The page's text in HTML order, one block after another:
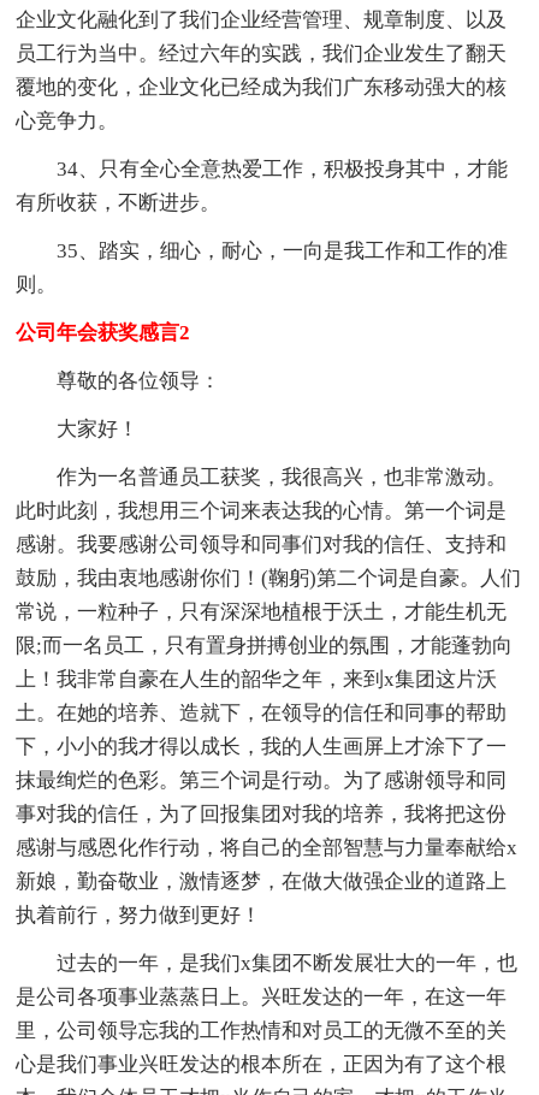
企业文化融化到了我们企业经营管理、规章制度、以及
员工行为当中。经过六年的实践，我们企业发生了翻天
覆地的变化，企业文化已经成为我们广东移动强大的核
心竞争力。
34、只有全心全意热爱工作，积极投身其中，才能
有所收获，不断进步。
35、踏实，细心，耐心，一向是我工作和工作的准
则。
公司年会获奖感言2
尊敬的各位领导：
大家好！
作为一名普通员工获奖，我很高兴，也非常激动。
此时此刻，我想用三个词来表达我的心情。第一个词是
感谢。我要感谢公司领导和同事们对我的信任、支持和
鼓励，我由衷地感谢你们！(鞠躬)第二个词是自豪。人们
常说，一粒种子，只有深深地植根于沃土，才能生机无
限;而一名员工，只有置身拼搏创业的氛围，才能蓬勃向
上！我非常自豪在人生的韶华之年，来到x集团这片沃
土。在她的培养、造就下，在领导的信任和同事的帮助
下，小小的我才得以成长，我的人生画屏上才涂下了一
抹最绚烂的色彩。第三个词是行动。为了感谢领导和同
事对我的信任，为了回报集团对我的培养，我将把这份
感谢与感恩化作行动，将自己的全部智慧与力量奉献给x
新娘，勤奋敬业，激情逐梦，在做大做强企业的道路上
执着前行，努力做到更好！
过去的一年，是我们x集团不断发展壮大的一年，也
是公司各项事业蒸蒸日上。兴旺发达的一年，在这一年
里，公司领导忘我的工作热情和对员工的无微不至的关
心是我们事业兴旺发达的根本所在，正因为有了这个根